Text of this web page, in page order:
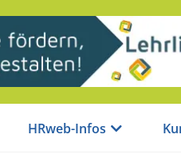
HRweb-Infos